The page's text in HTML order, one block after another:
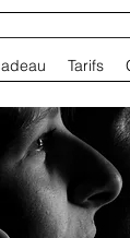
Tarifs